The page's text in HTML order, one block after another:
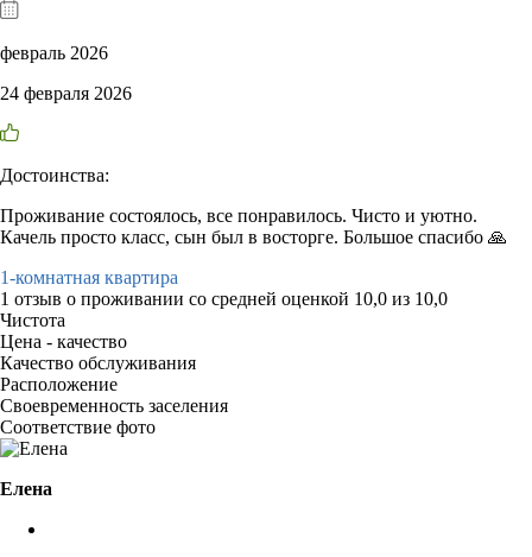
февраль 2026
24 февраля 2026
Достоинства:
Проживание состоялось, все понравилось. Чисто и уютно.
Качель просто класс, сын был в восторге. Большое спасибо 🙏
1-комнатная квартира
1 отзыв о проживании со средней оценкой 10,0 из 10,0
Чистота
Цена - качество
Качество обслуживания
Расположение
Своевременность заселения
Соответствие фото
Елена